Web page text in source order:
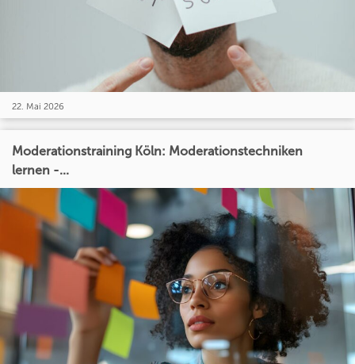
22. Mai 2026
Moderationstraining Köln: Moderationstechniken
lernen -...